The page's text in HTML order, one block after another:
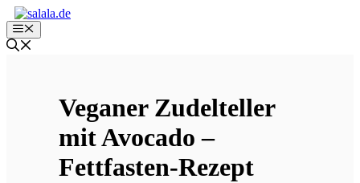
Zum
Inhalt
springen
Menü
Veganer Zudelteller
mit Avocado –
Fettfasten-Rezept